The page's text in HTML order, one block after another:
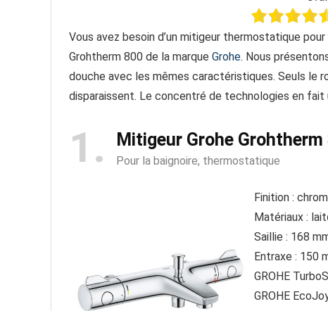
Vous avez besoin d’un mitigeur thermostatique
Grohtherm 800 de la marque Grohe. Nous
douche avec les mêmes caractéristiques. Seuls le
disparaissent. Le concentré de technologies en
1 Mitigeur Grohe Grohtherm
Pour la baignoire, thermostatique
Finition :
Matériaux :
Saillie : 168
Entraxe : 150
GROHE
GROHE